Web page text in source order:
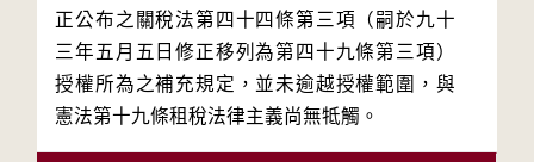
正公布之關稅法第四十四條第三項（嗣於九十
三年五月五日修正移列為第四十九條第三項）
授權所為之補充規定，並未逾越授權範圍，與
憲法第十九條租稅法律主義尚無牴觸。